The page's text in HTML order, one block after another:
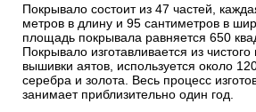
Покрывало состоит из 47 частей,
метров в длину и 95 сантиметров в
площадь покрывала равняется 650
Покрывало изготавливается из
вышивки аятов, используется около
серебра и золота. Весь процесс
занимает приблизительно один год.